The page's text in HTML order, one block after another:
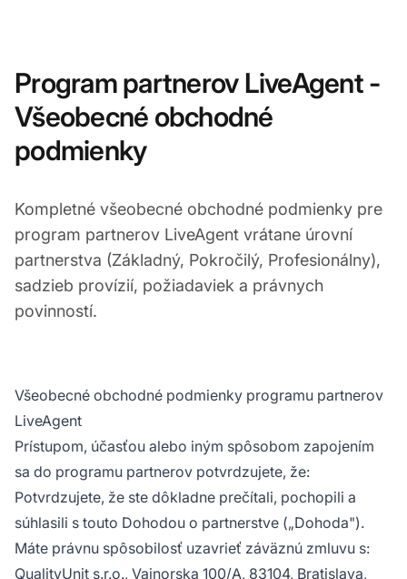
Program partnerov LiveAgent -
Všeobecné obchodné
podmienky
Kompletné všeobecné obchodné podmienky pre
program partnerov LiveAgent vrátane úrovní
partnerstva (Základný, Pokročilý, Profesionálny),
sadzieb provízií, požiadaviek a právnych
povinností.
Všeobecné obchodné podmienky programu partnerov
LiveAgent
Prístupom, účasťou alebo iným spôsobom zapojením
sa do programu partnerov potvrdzujete, že:
Potvrdzujete, že ste dôkladne prečítali, pochopili a
súhlasili s touto Dohodou o partnerstve („Dohoda").
Máte právnu spôsobilosť uzavrieť záväznú zmluvu s:
QualityUnit s.r.o., Vajnorska 100/A, 83104, Bratislava,